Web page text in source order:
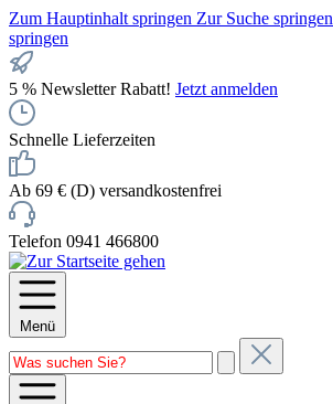
Zum Hauptinhalt springen Zur Suche springen
springen
5 % Newsletter Rabatt! Jetzt anmelden
Schnelle Lieferzeiten
Ab 69 € (D) versandkostenfrei
Telefon 0941 466800
Menü